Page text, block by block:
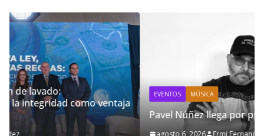
EVENTOS MÚSICA
Pavel Núñez llega por primera vez a Guatemala